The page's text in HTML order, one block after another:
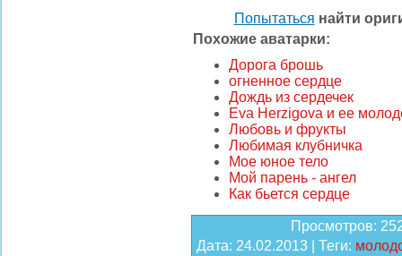
Попытаться найти
Похожие аватарки:
Дорога брошь
огненное сердце
Дождь из сердечек
Eva Herzigova и ее
Любовь и фрукты
Любимая клубничка
Мое юное тело
Мой парень - ангел
Как бьется сердце
Просмотров:
Дата: 24.02.2013 | Теги: